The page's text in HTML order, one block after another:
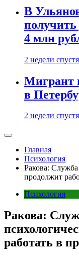
В
4 млн
2 недели спустя
Мигрант
в
2 недели спустя
Главная
Психология
Ракова:
продолжит
Психология
Ракова:
работать в